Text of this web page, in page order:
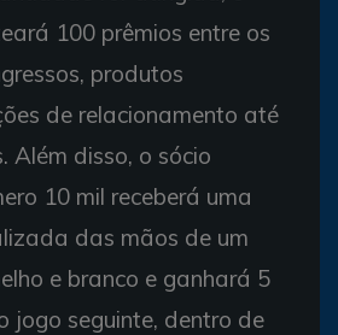
100 prêmios entre os
produtos
de relacionamento até
Além disso, o sócio
10 mil receberá uma
das mãos de um
e branco e ganhará 5
jogo seguinte, dentro de